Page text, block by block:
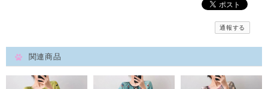
通報する
関連商品